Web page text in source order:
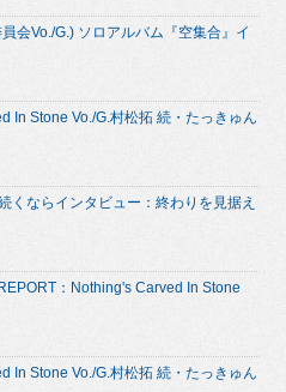
会Vo./G.) ソロアルバム『空集合』イ
In Stone Vo./G.村松拓 続・たっきゅん
くならインタビュー：終わりを見据え
：Nothing's Carved In Stone
In Stone Vo./G.村松拓 続・たっきゅん